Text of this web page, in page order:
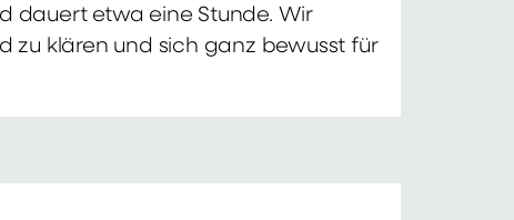
dauert etwa eine Stunde. Wir
zu klären und sich ganz bewusst für